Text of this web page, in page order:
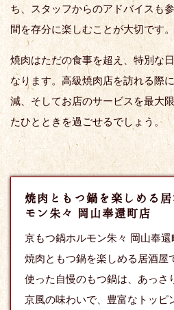
ち、スタッフからのアドバイスも
間を存分に楽しむことが大切です。
焼肉はただの食事を超え、特別な
なります。高級焼肉店を訪れる際
減、そしてお店のサービスを最大
たひとときを過ごせるでしょう。
焼肉ともつ鍋を楽しめる
モン朱々 岡山奉還町店
京もつ鍋ホルモン朱々 岡山奉
焼肉ともつ鍋を楽しめる居酒屋
使った自慢のもつ鍋は、あっさ
京風の味わいで、豊富なトッピ